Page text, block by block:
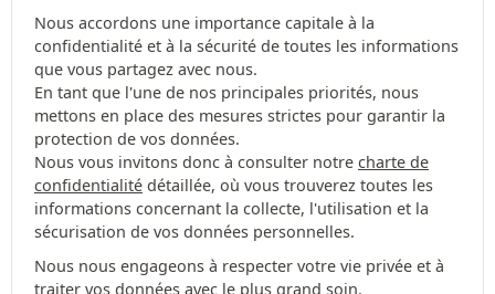
Nous accordons une importance capitale à la
confidentialité et à la sécurité de toutes les informations
que vous partagez avec nous.
En tant que l'une de nos principales priorités, nous
mettons en place des mesures strictes pour garantir la
protection de vos données.
Nous vous invitons donc à consulter notre charte de
confidentialité détaillée, où vous trouverez toutes les
informations concernant la collecte, l'utilisation et la
sécurisation de vos données personnelles.
Nous nous engageons à respecter votre vie privée et à
traiter vos données avec le plus grand soin.